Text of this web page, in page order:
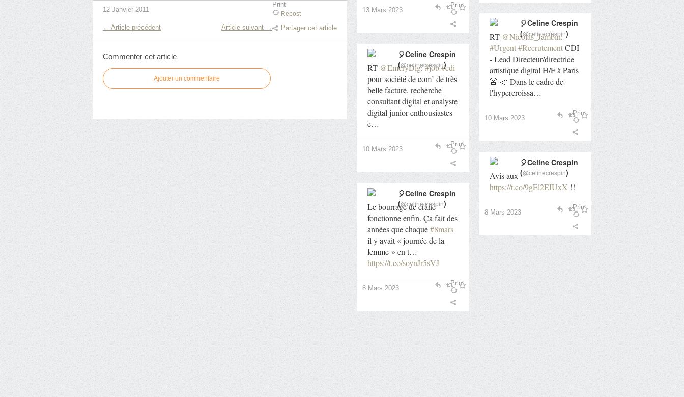
12 Janvier 2011
Print
Repost
Partager cet article
← Article précédent Article suivant →
Commenter cet article
Ajouter un commentaire
13 Mars 2023
Print
RT @Nicolas_Jambin:
#Urgent#RecrutementCDI
- Lead Directeur/directrice
artistique digital H/F à Paris
🚨 📣 Dans le cadre de
l'hypercroissa…
🎈Celine Crespin
(@celinecrespin)
10 Mars 2023
Print
RT @EmeryDlg:#job#cdi
pour société de com’ de très
belle facture, recherche
consultant digital et analyste
digital junior enthousiastes
e…
🎈Celine Crespin
(@celinecrespin)
10 Mars 2023
Print
Avis aux
https://t.co/9gEl2EIUxX !!
🎈Celine Crespin
(@celinecrespin)
8 Mars 2023
Print
Le bourrage de crâne
fonctionne enfin. Ça fait des
années que chaque#8mars
il y avait « journée de la
femme » en t…
https://t.co/soynJr5sVJ
🎈Celine Crespin
(@celinecrespin)
8 Mars 2023
Print